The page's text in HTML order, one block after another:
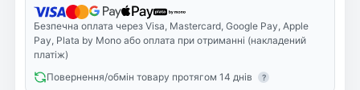
Безпечна оплата через Visa, Mastercard, Google Pay, Apple
Pay, Plata by Mono або оплата при отриманні (накладений
платіж)
Повернення/обмін товару протягом 14 днів
?